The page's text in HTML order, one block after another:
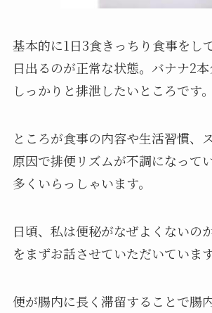
基本的に1日3食きっちり食事をし
日出るのが正常な状態。バナナ2
しっかりと排泄したいところです。
ところが食事の内容や生活習慣、
原因で排便リズムが不調になって
多くいらっしゃいます。
日頃、私は便秘がなぜよくないの
をまずお話させていただいています
便が腸内に長く滞留することで腸